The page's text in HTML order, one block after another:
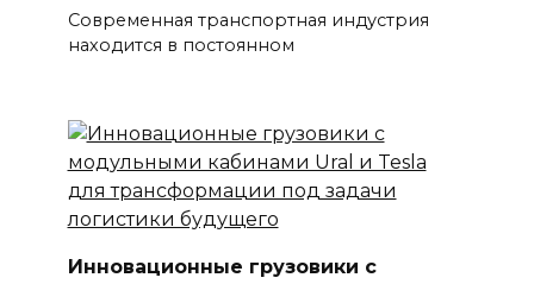
Современная транспортная индустрия
находится в постоянном
Инновационные грузовики с